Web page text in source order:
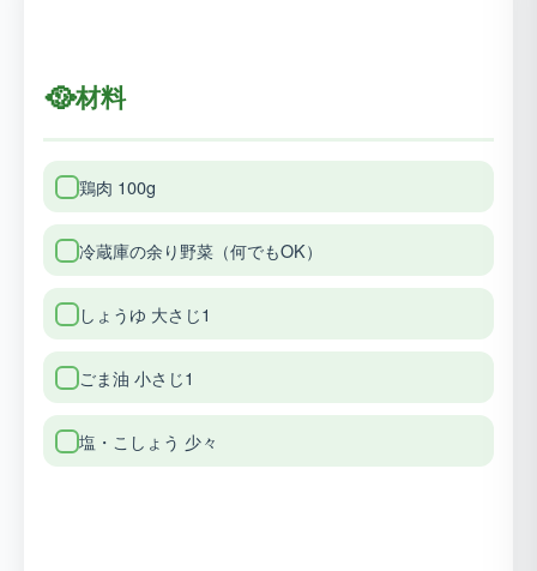
🥘材料
鶏肉 100g
冷蔵庫の余り野菜（何でもOK）
しょうゆ 大さじ1
ごま油 小さじ1
塩・こしょう 少々